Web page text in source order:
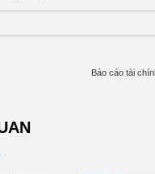
Báo cáo tài